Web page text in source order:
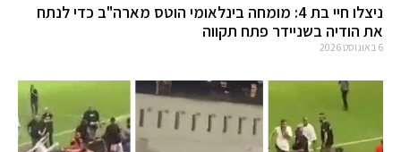
ניצלו חיי בת 4: מומחה בינלאומי הוטס מארה"ב כדי לנתח
את הודיה בשניידר פתח תקווה
6 באוגוסט 2026